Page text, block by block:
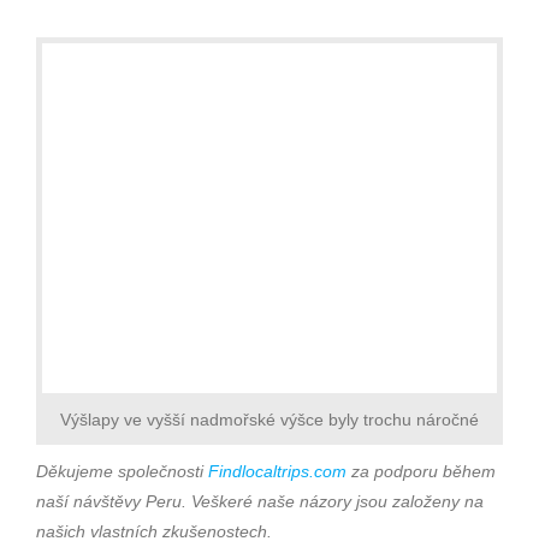
Výšlapy ve vyšší nadmořské výšce byly trochu náročné
Děkujeme společnostiFindlocaltrips.com za podporu během
naší návštěvy Peru. Veškeré naše názory jsou založeny na
našich vlastních zkušenostech.